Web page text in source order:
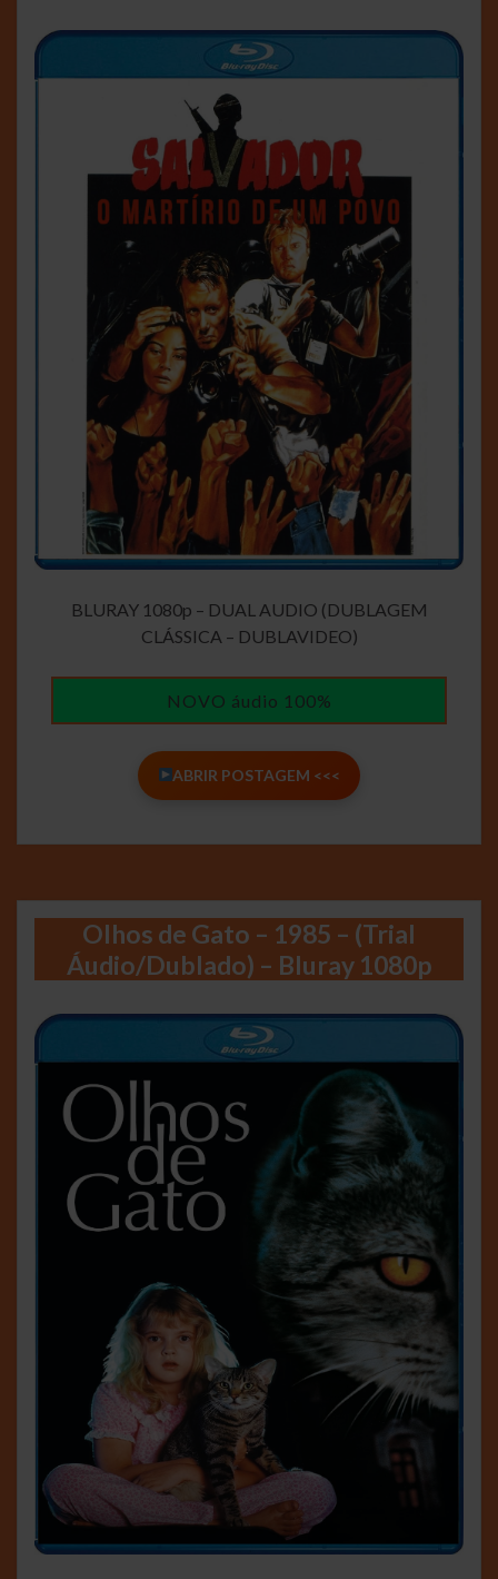
BLURAY 1080p – DUAL AUDIO (DUBLAGEM
CLÁSSICA – DUBLAVIDEO)
NOVO áudio 100%
ABRIR POSTAGEM <<<
Olhos de Gato – 1985 – (Trial
Áudio/Dublado) – Bluray 1080p